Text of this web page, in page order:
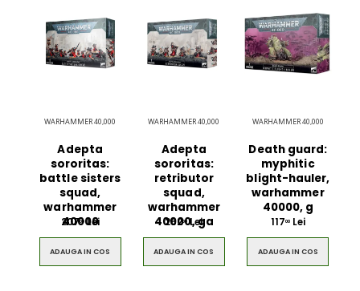
WARHAMMER 40,000
Adepta
sororitas:
battle sisters
squad,
warhammer
40000
20700Lei
ADAUGA IN COS
WARHAMMER 40,000
Adepta
sororitas:
retributor
squad,
warhammer
40000, ga
26200Lei
ADAUGA IN COS
WARHAMMER 40,000
Death guard:
myphitic
blight-hauler,
warhammer
40000, g
11700Lei
ADAUGA IN COS